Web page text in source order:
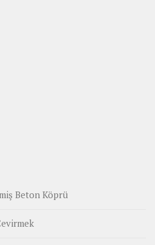
Beton Köprü